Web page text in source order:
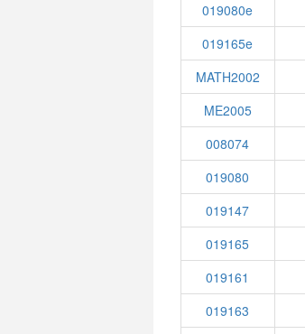
019080e
019165e
MATH2002
ME2005
008074
019080
019147
019165
019161
019163